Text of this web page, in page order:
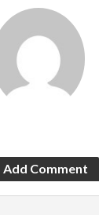
Add Comment